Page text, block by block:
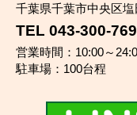
千葉県千葉市中央区
TEL 043-300-
営業時間：10:00～
駐車場：100台程